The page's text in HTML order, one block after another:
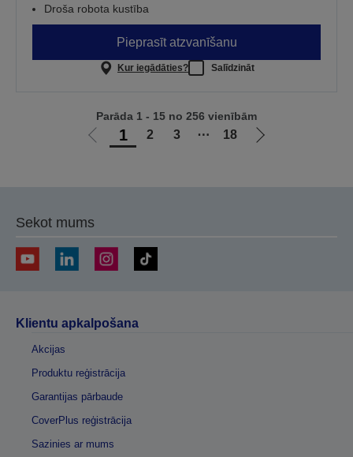
Droša robota kustība
Pieprasīt atzvanīšanu
Kur iegādāties? Salīdzināt
Iet
1 2 3 ⋯ 18
Iet
Parāda 1 - 15 no 256 vienībām
Sekot mums
Klientu apkalpošana
Akcijas
Produktu reģistrācija
Garantijas pārbaude
CoverPlus reģistrācija
Sazinies ar mums